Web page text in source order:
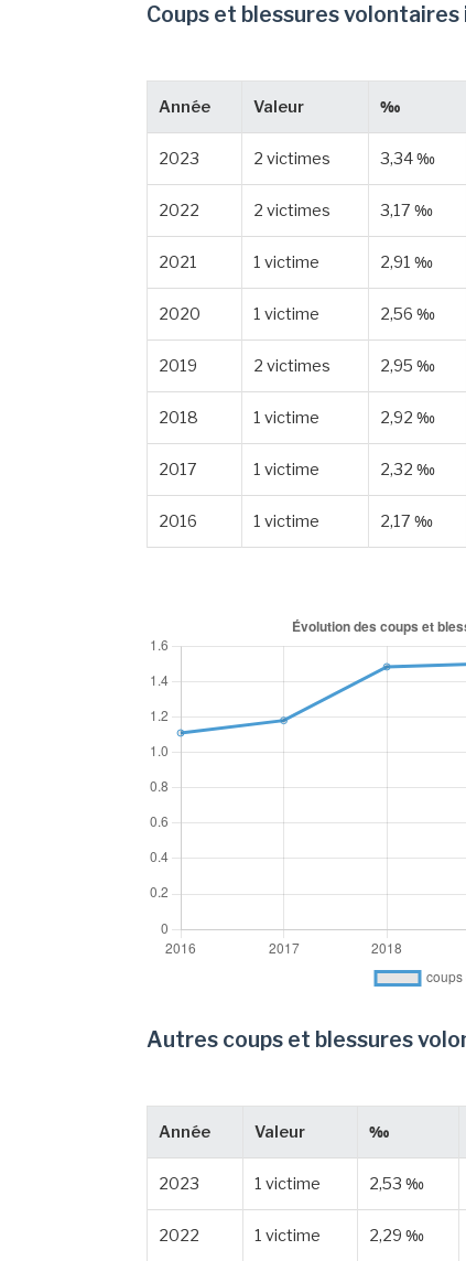
Coups et blessures
Année Valeur ‰
2023 2 victimes 3,34 ‰
2022 2 victimes 3,17 ‰
2021 1 victime 2,91 ‰
2020 1 victime 2,56 ‰
2019 2 victimes 2,95 ‰
2018 1 victime 2,92 ‰
2017 1 victime 2,32 ‰
2016 1 victime 2,17 ‰
Autres coups et blessures
Année Valeur ‰
2023 1 victime 2,53 ‰
2022 1 victime 2,29 ‰